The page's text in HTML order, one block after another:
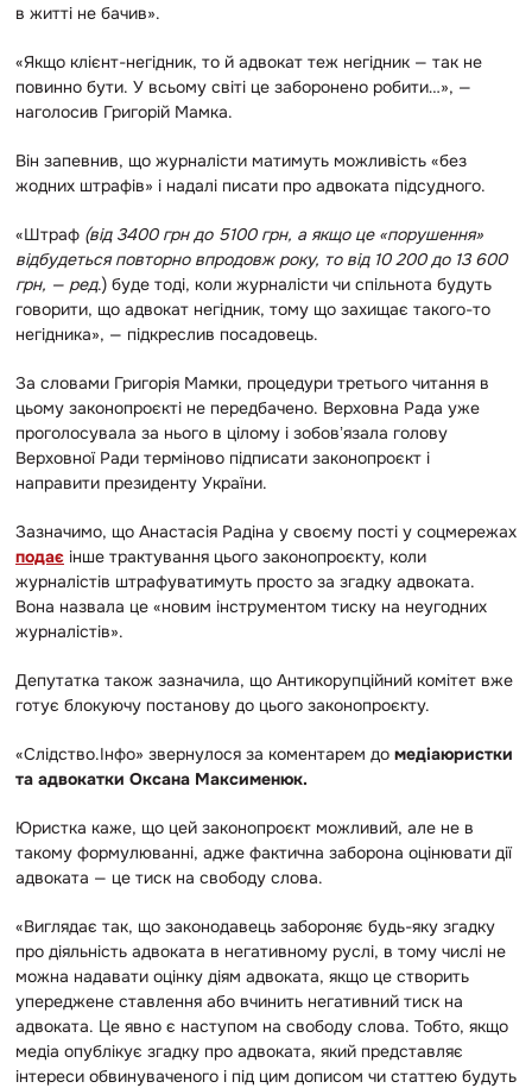
в житті не бачив».
«Якщо клієнт-негідник, то й адвокат теж негідник — так не
повинно бути. У всьому світі це заборонено робити…», —
наголосив Григорій Мамка.
Він запевнив, що журналісти матимуть можливість «без
жодних штрафів» і надалі писати про адвоката підсудного.
«Штраф (від 3400 грн до 5100 грн, а якщо це «порушення»
відбудеться повторно впродовж року, то від 10 200 до 13 600
грн, — ред.) буде тоді, коли журналісти чи спільнота будуть
говорити, що адвокат негідник, тому що захищає такого-то
негідника», — підкреслив посадовець.
За словами Григорія Мамки, процедури третього читання в
цьому законопроєкті не передбачено. Верховна Рада уже
проголосувала за нього в цілому і зобовʼязала голову
Верховної Ради терміново підписати законопроєкт і
направити президенту України.
Зазначимо, що Анастасія Радіна у своєму пості у соцмережах
подає інше трактування цього законопроєкту, коли
журналістів штрафуватимуть просто за згадку адвоката.
Вона назвала це «новим інструментом тиску на неугодних
журналістів».
Депутатка також зазначила, що Антикорупційний комітет вже
готує блокуючу постанову до цього законопроєкту.
«Слідство.Інфо» звернулося за коментарем до медіаюристки
та адвокатки Оксана Максименюк.
Юристка каже, що цей законопроєкт можливий, але не в
такому формулюванні, адже фактична заборона оцінювати дії
адвоката — це тиск на свободу слова.
«Виглядає так, що законодавець забороняє будь-яку згадку
про діяльність адвоката в негативному руслі, в тому числі не
можна надавати оцінку діям адвоката, якщо це створить
упереджене ставлення або вчинить негативний тиск на
адвоката. Це явно є наступом на свободу слова. Тобто, якщо
медіа опублікує згадку про адвоката, який представляє
інтереси обвинуваченого і під цим дописом чи статтею будуть